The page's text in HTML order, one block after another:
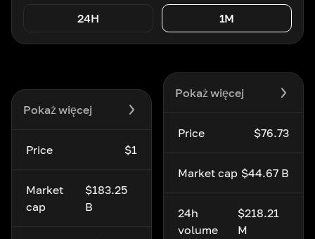
24H 1M
Pokaż więcej
Price $1
Market
cap
$183.25
B
Pokaż więcej
Price $76.73
Market cap $44.67 B
24h
volume
$218.21
M